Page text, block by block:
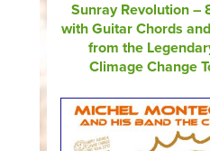
Sunray Revolution –
with Guitar Chords
from the
Climage Change